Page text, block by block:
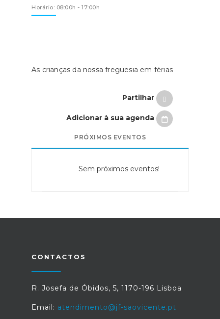
Horário: 08:00h - 17:00h
As crianças da nossa freguesia em férias
Partilhar
Adicionar à sua agenda
PRÓXIMOS EVENTOS
Sem próximos eventos!
CONTACTOS
R. Josefa de Óbidos, 5, 1170-196 Lisboa
Email: atendimento@jf-saovicente.pt